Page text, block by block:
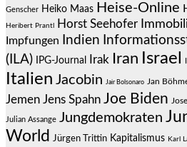
Genscher Heiko Maas Heise-Online
Heribert Prantl Horst Seehofer
Impfungen Indien
(ILA)
IPG-Journal Irak Iran Israel
Italien Jacobin Jair Bolsonaro Jan
Jemen Jens Spahn Joe Biden
Julian Assange Jungdemokraten
World Jürgen Trittin Kapitalismus Karl